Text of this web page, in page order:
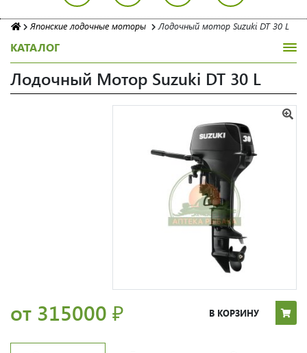
Японские лодочные моторы Лодочный мотор Suzuki DT 30 L
КАТАЛОГ
Лодочный Мотор Suzuki DT 30 L
от 315000 ₽ В КОРЗИНУ